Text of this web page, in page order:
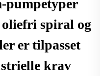
pumpetyper
spiral og
er tilpasset
krav